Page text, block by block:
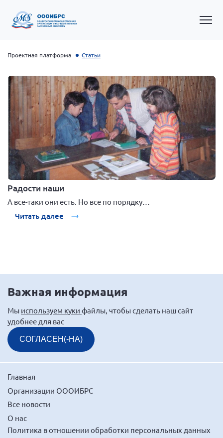
Общероссийская РС
Алтайский край
Архангельская область
Брянская область
Владимирская область
Кемеровская область
Кировская область
Краснодарский край
Красноярский край
Ленинградская область
г. Москва
Московская область
Мурманская область
Проектная платформа Статьи
Радости наши
А все-таки они есть. Но все по порядку…
Читать далее
Важная информация
Мы используем куки файлы, чтобы сделать наш сайт
удобнее для вас
СОГЛАСЕН(-НА)
Главная
Организации ОООИБРС
Все новости
О нас
Политика в отношении обработки персональных данных